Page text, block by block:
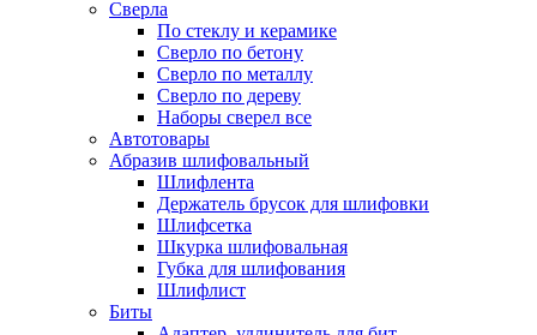
Сверла
По стеклу и керамике
Сверло по бетону
Сверло по металлу
Сверло по дереву
Наборы сверел все
Автотовары
Абразив шлифовальный
Шлифлента
Держатель брусок для шлифовки
Шлифсетка
Шкурка шлифовальная
Губка для шлифования
Шлифлист
Биты